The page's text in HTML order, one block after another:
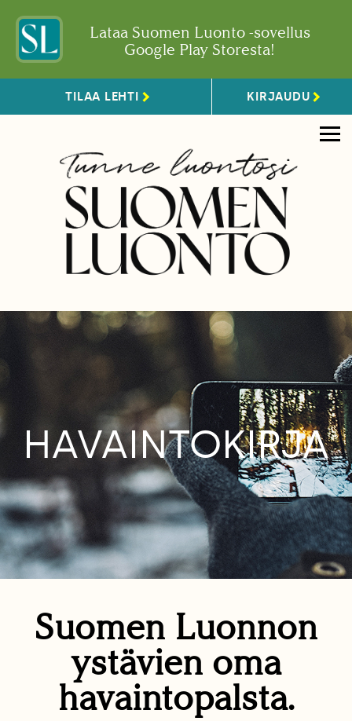
Lataa Suomen Luonto -sovellus
Google Play Storesta!
TILAA LEHTI KIRJAUDU
HAVAINTOKIRJA
Suomen Luonnon
ystävien oma
havaintopalsta.